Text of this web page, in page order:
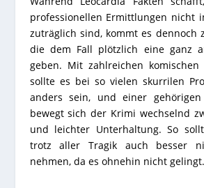
professionellen Ermittlungen nicht
zuträglich sind, kommt es dennoch
die dem Fall plötzlich eine ganz
geben. Mit zahlreichen komischen
sollte es bei so vielen skurrilen
anders sein, und einer
bewegt sich der Krimi wechselnd
und leichter Unterhaltung. So
trotz aller Tragik auch besser
nehmen, da es ohnehin nicht gelingt.